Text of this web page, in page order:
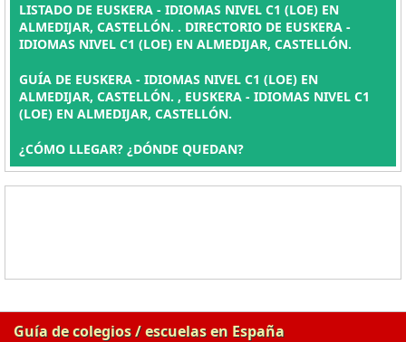
LISTADO DE EUSKERA - IDIOMAS NIVEL C1 (LOE) EN
ALMEDIJAR, CASTELLÓN. . DIRECTORIO DE EUSKERA -
IDIOMAS NIVEL C1 (LOE) EN ALMEDIJAR, CASTELLÓN.
GUÍA DE EUSKERA - IDIOMAS NIVEL C1 (LOE) EN
ALMEDIJAR, CASTELLÓN. , EUSKERA - IDIOMAS NIVEL C1
(LOE) EN ALMEDIJAR, CASTELLÓN.
¿CÓMO LLEGAR? ¿DÓNDE QUEDAN?
Guía de colegios / escuelas en España